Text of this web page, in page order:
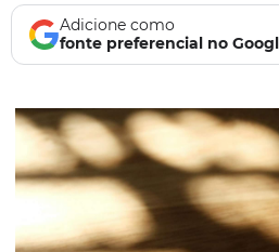
Adicione como
fonte preferencial no